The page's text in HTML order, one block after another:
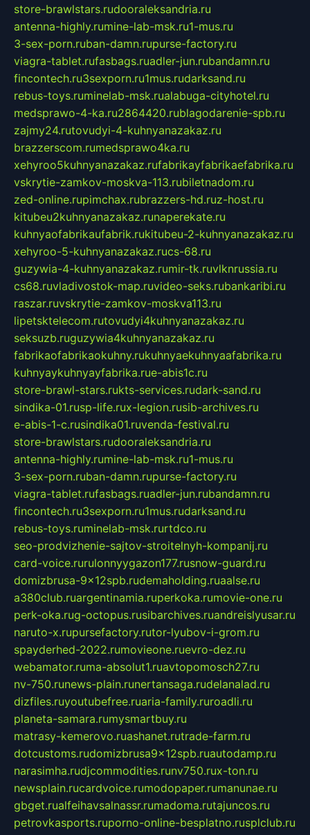
store-brawlstars.rudooraleksandria.ru
antenna-highly.rumine-lab-msk.ru1-mus.ru
3-sex-porn.ruban-damn.rupurse-factory.ru
viagra-tablet.rufasbags.ruadler-jun.rubandamn.ru
fincontech.ru3sexporn.ru1mus.rudarksand.ru
rebus-toys.ruminelab-msk.rualabuga-cityhotel.ru
medsprawo-4-ka.ru2864420.rublagodarenie-spb.ru
zajmy24.rutovudyi-4-kuhnyanazakaz.ru
brazzerscom.rumedsprawo4ka.ru
xehyroo5kuhnyanazakaz.rufabrikayfabrikaefabrika.ru
vskrytie-zamkov-moskva-113.rubiletnadom.ru
zed-online.rupimchax.rubrazzers-hd.ruz-host.ru
kitubeu2kuhnyanazakaz.runaperekate.ru
kuhnyaofabrikaufabrik.rukitubeu-2-kuhnyanazakaz.ru
xehyroo-5-kuhnyanazakaz.rucs-68.ru
guzywia-4-kuhnyanazakaz.rumir-tk.ruvlknrussia.ru
cs68.ruvladivostok-map.ruvideo-seks.rubankaribi.ru
raszar.ruvskrytie-zamkov-moskva113.ru
lipetsktelecom.rutovudyi4kuhnyanazakaz.ru
seksuzb.ruguzywia4kuhnyanazakaz.ru
fabrikaofabrikaokuhny.rukuhnyaekuhnyaafabrika.ru
kuhnyaykuhnyayfabrika.rue-abis1c.ru
store-brawl-stars.rukts-services.rudark-sand.ru
sindika-01.rusp-life.rux-legion.rusib-archives.ru
e-abis-1-c.rusindika01.ruvenda-festival.ru
store-brawlstars.rudooraleksandria.ru
antenna-highly.rumine-lab-msk.ru1-mus.ru
3-sex-porn.ruban-damn.rupurse-factory.ru
viagra-tablet.rufasbags.ruadler-jun.rubandamn.ru
fincontech.ru3sexporn.ru1mus.rudarksand.ru
rebus-toys.ruminelab-msk.rurtdco.ru
seo-prodvizhenie-sajtov-stroitelnyh-kompanij.ru
card-voice.rurulonnyygazon177.rusnow-guard.ru
domizbrusa-9x12spb.rudemaholding.ruaalse.ru
a380club.ruargentinamia.ruperkoka.rumovie-one.ru
perk-oka.rug-octopus.rusibarchives.ruandreislyusar.ru
naruto-x.rupursefactory.rutor-lyubov-i-grom.ru
spayderhed-2022.rumovieone.ruevro-dez.ru
webamator.ruma-absolut1.ruavtopomosch27.ru
nv-750.runews-plain.runertansaga.rudelanalad.ru
dizfiles.ruyoutubefree.ruaria-family.ruroadli.ru
planeta-samara.rumysmartbuy.ru
matrasy-kemerovo.ruashanet.rutrade-farm.ru
dotcustoms.rudomizbrusa9x12spb.ruautodamp.ru
narasimha.rudjcommodities.runv750.rux-ton.ru
newsplain.rucardvoice.rumodopaper.rumanunae.ru
gbget.rualfeihavsalnassr.rumadoma.rutajuncos.ru
petrovkasports.ruporno-online-besplatno.rusplclub.ru